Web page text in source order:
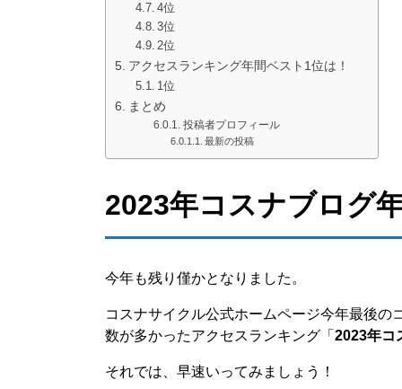
4位
3位
2位
アクセスランキング年間ベスト1位は！
1位
まとめ
投稿者プロフィール
最新の投稿
2023年コスナブログ
今年も残り僅かとなりました。
コスナサイクル公式ホームページ今年最後
数が多かったアクセスランキング「 2023年コ
それでは、早速いってみましょう！